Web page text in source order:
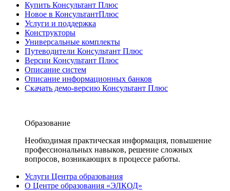
Купить Консультант Плюс
Новое в КонсультантПлюс
Услуги и поддержка
Конструкторы
Универсальные комплекты
Путеводители Консультант Плюс
Версии Консультант Плюс
Описание систем
Описание информационных банков
Скачать демо-версию Консультант Плюс
Образование
Необходимая практическая информация, повышение
профессиональных навыков, решение сложных
вопросов, возникающих в процессе работы.
Услуги Центра образования
О Центре образования «ЭЛКОД»